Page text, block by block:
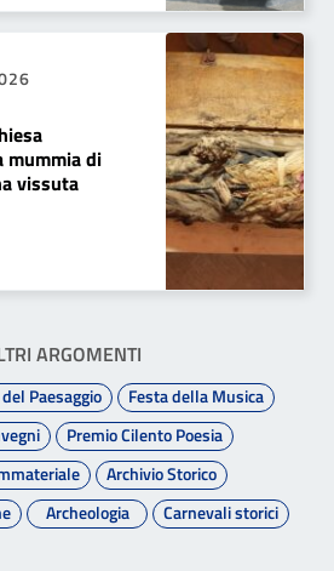
mummia di
vissuta
ARGOMENTI
Paesaggio
Festa della Musica
Premio Cilento Poesia
Archivio Storico
Archeologia Carnevali storici